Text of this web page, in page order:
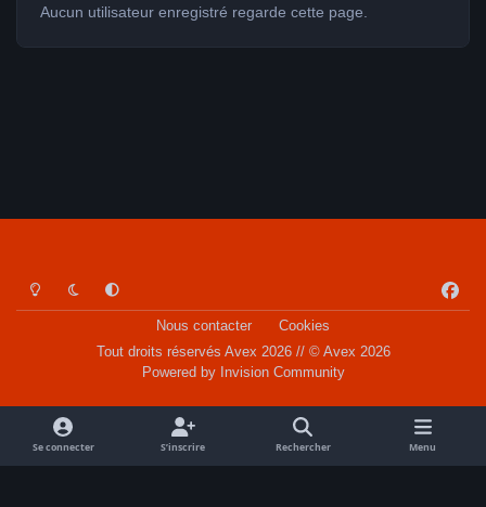
Aucun utilisateur enregistré regarde cette page.
Light ModeDark ModeSystem Preference
a
o
k
Nous contacter
Cookies
Tout droits réservés Avex 2026 // © Avex 2026
Powered by Invision Community
Se connecter S’inscrire Rechercher Menu